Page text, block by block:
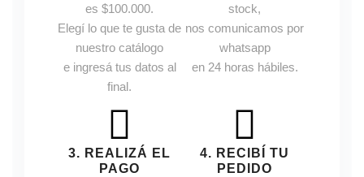
es $100.000.
Elegí lo que te gusta de
nuestro catálogo
e ingresá tus datos al
final.
stock,
nos comunicamos por
whatsapp
en 24 horas hábiles.
3. REALIZÁ EL
PAGO
4. RECIBÍ TU
PEDIDO